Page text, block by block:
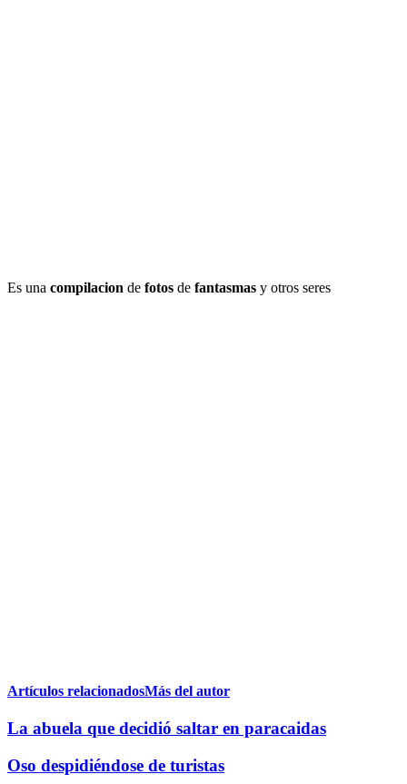
Es una compilacion de fotos de fantasmas y otros seres
Artículos relacionadosMás del autor
La abuela que decidió saltar en paracaidas
Oso despidiéndose de turistas